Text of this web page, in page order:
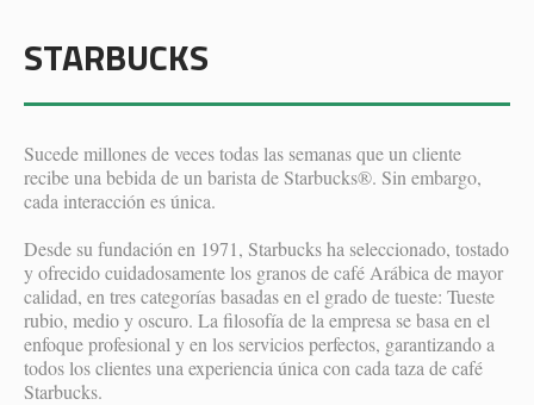
STARBUCKS
Sucede millones de veces todas las semanas que un cliente
recibe una bebida de un barista de Starbucks®. Sin embargo,
cada interacción es única.
Desde su fundación en 1971, Starbucks ha seleccionado, tostado
y ofrecido cuidadosamente los granos de café Arábica de mayor
calidad, en tres categorías basadas en el grado de tueste: Tueste
rubio, medio y oscuro. La filosofía de la empresa se basa en el
enfoque profesional y en los servicios perfectos, garantizando a
todos los clientes una experiencia única con cada taza de café
Starbucks.